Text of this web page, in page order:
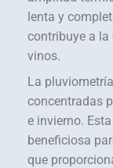
lenta y
contribuye a
vinos.
La
concentradas
e invierno.
beneficiosa
que